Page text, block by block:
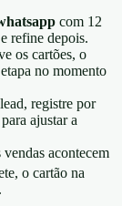
com 12
refine depois.
os cartões, o
no momento
registre por
ajustar a
acontecem
o cartão na